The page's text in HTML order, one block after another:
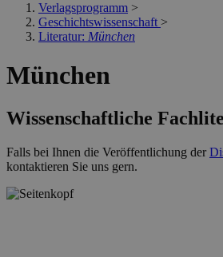
Verlagsprogramm >
Geschichtswissenschaft >
Literatur: München
München
Wissenschaftliche
Falls bei Ihnen die Veröffentlichung der
kontaktieren Sie uns gern.